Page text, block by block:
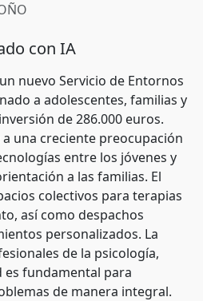
con IA
nuevo Servicio de Entornos
a adolescentes, familias y
de 286.000 euros.
una creciente preocupación
entre los jóvenes y
a las familias. El
colectivos para terapias
así como despachos
personalizados. La
de la psicología,
es fundamental para
de manera integral.